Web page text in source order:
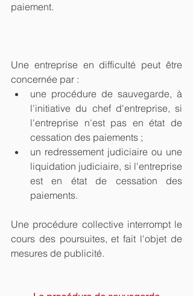
paiement.
Une entreprise en difficulté peut être
concernée par :
une procédure de sauvegarde, à
l'initiative du chef d'entreprise, si
l'entreprise n'est pas en état de
cessation des paiements ;
un redressement judiciaire ou une
liquidation judiciaire, si l'entreprise
est en état de cessation des
paiements.
Une procédure collective interrompt le
cours des poursuites, et fait l'objet de
mesures de publicité.